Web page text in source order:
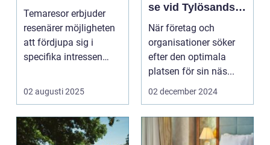
Temaresor erbjuder
resenärer möjligheten
att fördjupa sig i
specifika intressen
02 augusti 2025
se vid Tylösands
Kust
När företag och
organisationer söker
efter den optimala
platsen för sin näs...
02 december 2024